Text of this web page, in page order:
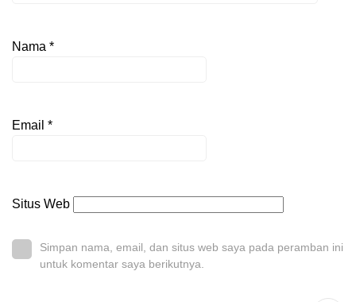
Nama *
Email *
Situs Web
Simpan nama, email, dan situs web saya pada peramban ini
untuk komentar saya berikutnya.